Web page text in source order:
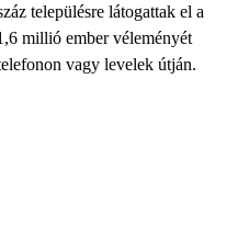
településre látogattak el a
millió ember véleményét
vagy levelek útján.